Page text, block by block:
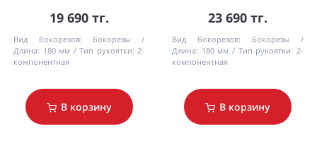
19 690 тг.
Вид бокорезов:
Бокорезы
Длина: 180 мм Тип рукоятки: 2-
компонентная
В корзину
23 690 тг.
Вид бокорезов:
Бокорезы
Длина: 180 мм Тип рукоятки: 2-
компонентная
В корзину